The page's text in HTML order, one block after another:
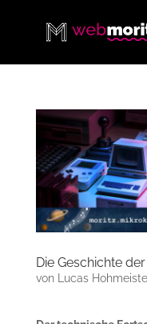
Die Geschichte
von Lucas